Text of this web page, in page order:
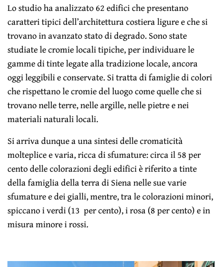
Lo studio ha analizzato 62 edifici che presentano
caratteri tipici dell’architettura costiera ligure e che si
trovano in avanzato stato di degrado. Sono state
studiate le cromie locali tipiche, per individuare le
gamme di tinte legate alla tradizione locale, ancora
oggi leggibili e conservate. Si tratta di famiglie di colori
che rispettano le cromie del luogo come quelle che si
trovano nelle terre, nelle argille, nelle pietre e nei
materiali naturali locali.
Si arriva dunque a una sintesi delle cromaticità
molteplice e varia, ricca di sfumature: circa il 58 per
cento delle colorazioni degli edifici è riferito a tinte
della famiglia della terra di Siena nelle sue varie
sfumature e dei gialli, mentre, tra le colorazioni minori,
spiccano i verdi (13 per cento), i rosa (8 per cento) e in
misura minore i rossi.